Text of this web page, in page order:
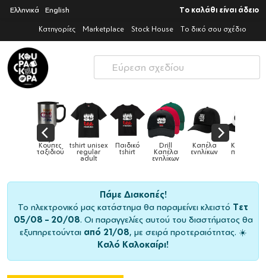
Ελληνικά English Το καλάθι είναι άδειο
Κατηγορίες Marketplace Stock House Το δικό σου σχέδιο
Drill
Καπέλα
Καπέλα
ενηλίκων
Καπέλα
παιδικά Κούπες Κούπες
ειδικές
Πάμε Διακοπές!
Το ηλεκτρονικό μας κατάστημα θα παραμείνει κλειστό Τετ
05/08 – 20/08. Οι παραγγελίες αυτού του διαστήματος θα
εξυπηρετούνται από 21/08, με σειρά προτεραιότητας. ☀️
Καλό Καλοκαίρι!